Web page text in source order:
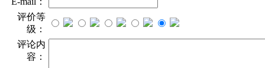
评价等
级：
评论内
容：